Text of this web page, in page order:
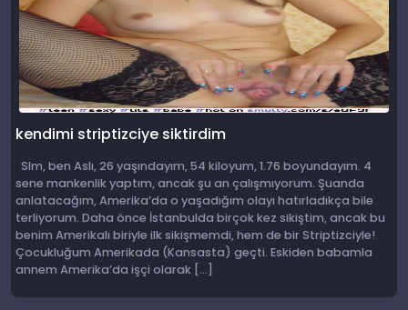
kendimi striptizciye siktirdim
Slm, ben Aslı, 26 yaşındayım, 54 kiloyum, 1.76 boyundayım. 4
sene mankenlik yaptım, ancak şu an çalışmıyorum. Şuanda
anlatacağım, Amerika’da o yaşadığım olayı hatırladıkça bile
terliyorum. Daha önce İstanbulda birçok kez sikiştim, ancak bu
benim Amerikalı biriyle ilk sikişmemdi, hem de bir Striptizciyle!
Çocukluğum Amerikada (Kansasta) geçti. Eskiden babamla
annem Amerika’da işçi olarak […]